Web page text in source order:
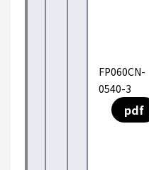
FP060CN-
0540-3
pdf